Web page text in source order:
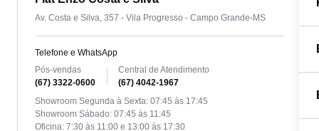
Av. Costa e Silva, 357 - Vila Progresso - Campo Grande-MS
Telefone e WhatsApp
Pós-vendas
(67) 3322-0600
Central de Atendimento
(67) 4042-1967
Showroom Segunda à Sexta: 07:45 às 17:45
Showroom Sábado: 07:45 às 11:45
Oficina: 7:30 às 11:00 e 13:00 às 17:30